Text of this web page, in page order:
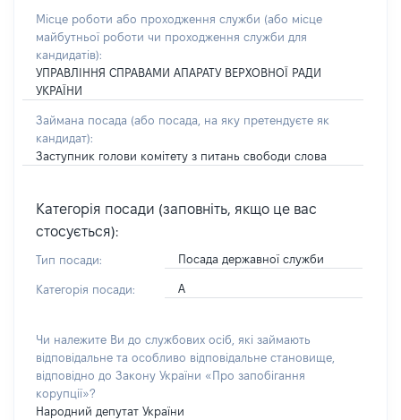
Місце роботи або проходження служби (або місце
майбутньої роботи чи проходження служби для
кандидатів):
УПРАВЛІННЯ СПРАВАМИ АПАРАТУ ВЕРХОВНОЇ РАДИ
УКРАЇНИ
Займана посада (або посада, на яку претендуєте як
кандидат):
Заступник голови комітету з питань свободи слова
Категорія посади (заповніть, якщо це вас
стосується):
Тип посади: Посада державної служби
Категорія посади: А
Чи належите Ви до службових осіб, які займають
відповідальне та особливо відповідальне становище,
відповідно до Закону України «Про запобігання
корупції»?
Народний депутат України